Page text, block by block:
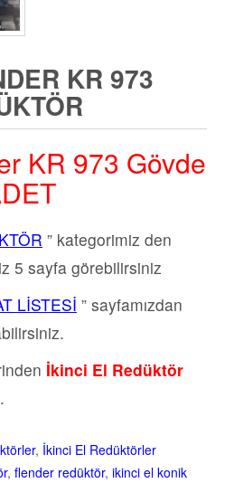
KR 973
KR 973 Gövde
” kategorimiz den
5 sayfa görebilirsiniz
LİSTESİ ” sayfamızdan
İkinci El Redüktör
, İkinci El Redüktörler
, flender redüktör, ikinci el konik